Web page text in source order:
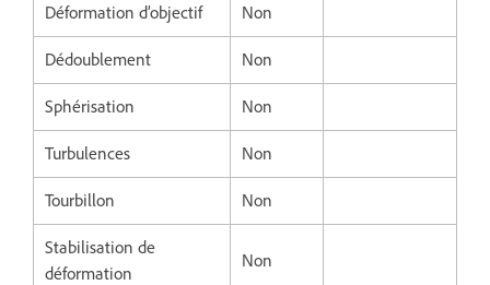
Déformation d’objectif Non
Dédoublement Non
Sphérisation Non
Turbulences Non
Tourbillon Non
Stabilisation de
déformation
Non